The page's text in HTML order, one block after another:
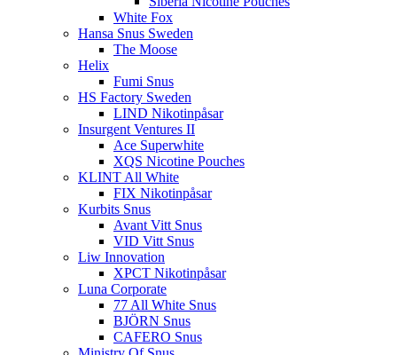
White Fox
Hansa Snus Sweden
The Moose
Helix
Fumi Snus
HS Factory Sweden
LIND Nikotinpåsar
Insurgent Ventures II
Ace Superwhite
XQS Nicotine Pouches
KLINT All White
FIX Nikotinpåsar
Kurbits Snus
Avant Vitt Snus
VID Vitt Snus
Liw Innovation
XPCT Nikotinpåsar
Luna Corporate
77 All White Snus
BJÖRN Snus
CAFERO Snus